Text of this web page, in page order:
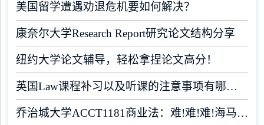
美国留学遭遇劝退危机要如何解决？
康奈尔大学Research Report研究论文结构分享
纽约大学论文辅导，轻松拿捏论文高分！
英国Law课程补习以及听课的注意事项有哪些？
乔治城大学ACCT1181商业法：难!难!难!海马课堂助你闯关